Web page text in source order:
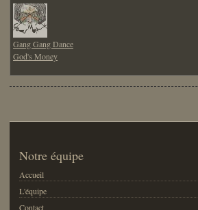
Gang Gang Dance
God's Money
Notre équipe
Accueil
L'équipe
Contact